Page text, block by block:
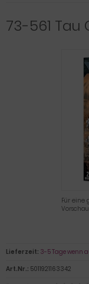
73-561
Für eine
Lieferzeit: 3-5 Tage wenn
Art.Nr.: 5011921163342